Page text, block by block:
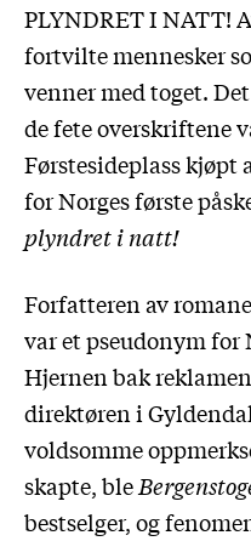
PLYNDRET I NATT!
fortvilte mennesker
venner med toget.
de fete overskriftene
Førstesideplass kjøpt
for Norges første
plyndret i natt!
Forfatteren av
var et pseudonym for
Hjernen bak
direktøren i
voldsomme
skapte, ble
bestselger, og